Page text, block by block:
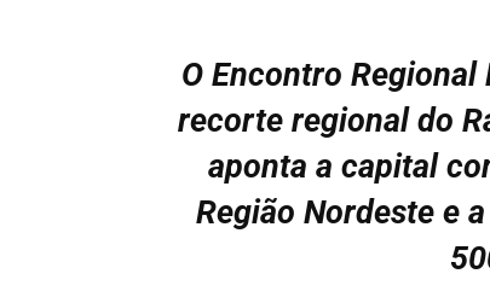
O Encontro
recorte regional do
aponta a capital
Região Nordeste e